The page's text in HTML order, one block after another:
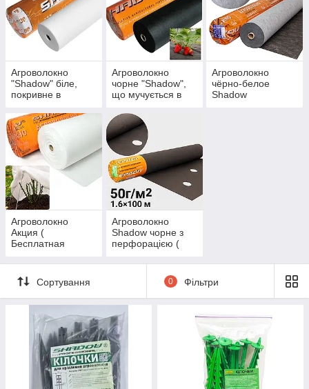
Агроволокно
"Shadow" біле,
покривне в
Агроволокно
чорне "Shadow",
що мучується в
Агроволокно
чёрно-белое
Shadow
Агроволокно
Акция (
Бесплатная
Агроволокно
Shadow чорне з
перфорацією (
отворами)
Сортування
0 Фільтри